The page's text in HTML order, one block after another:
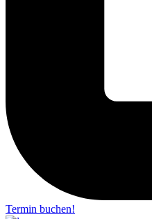
Termin buchen!